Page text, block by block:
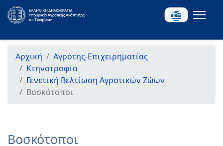
Αρχική
Αγρότης-Επιχειρηματίας
Κτηνοτροφία
Γενετική Βελτίωση Αγροτικών Ζώων
Βοσκότοποι
Βοσκότοποι